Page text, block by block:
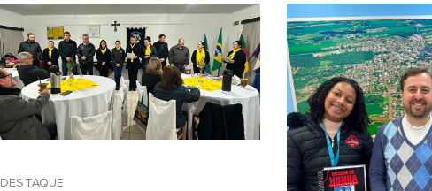
DESTAQUE